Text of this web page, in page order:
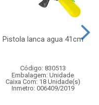
Pistola lanca agua 41cm
Código: 830513
Embalagem: Unidade
Caixa Com: 18 Unidade(s)
Inmetro: 006409/2019